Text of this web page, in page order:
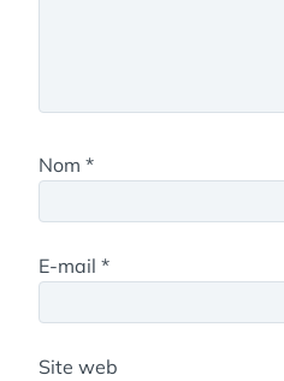
Nom *
E-mail *
Site web